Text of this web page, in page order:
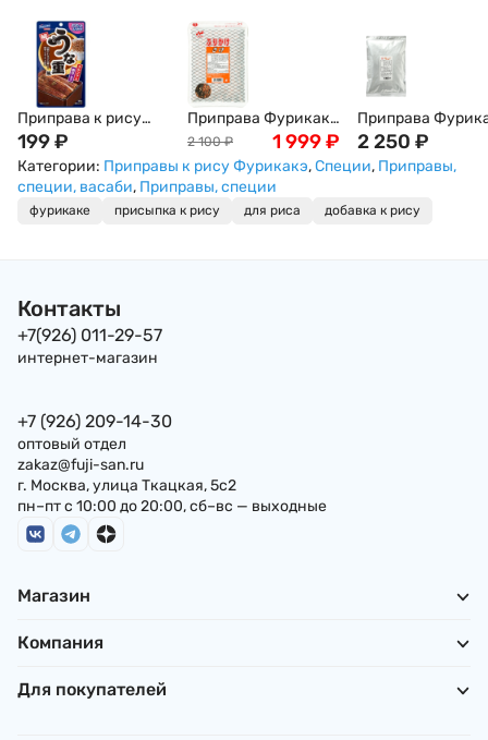
Приправа к рису
Фурикакэ со
вкусом жареного
угря в соусе унаги
Хагоромо Hagoromo,
20 г, Япония
199₽
Приправа Фурикакэ
для риса Nichifuri с
лососем, морскими
водорослями и
Япония
2 100 ₽ 1 999₽
Приправа
для риса Nichifuri
стружкой тунца,
кунжутом и
2 250 ₽
Категории: Приправы к рису Фурикакэ,Специи, Приправы,
специи, васаби, Приправы, специи
фурикаке присыпка к рису для риса добавка к рису
Контакты
+7(926) 011-29-57
интернет-магазин
+7 (926) 209-14-30
оптовый отдел
zakaz@fuji-san.ru
г. Москва, улица Ткацкая, 5с2
пн–пт с 10:00 до 20:00, сб–вс — выходные
Магазин
Компания
Для покупателей